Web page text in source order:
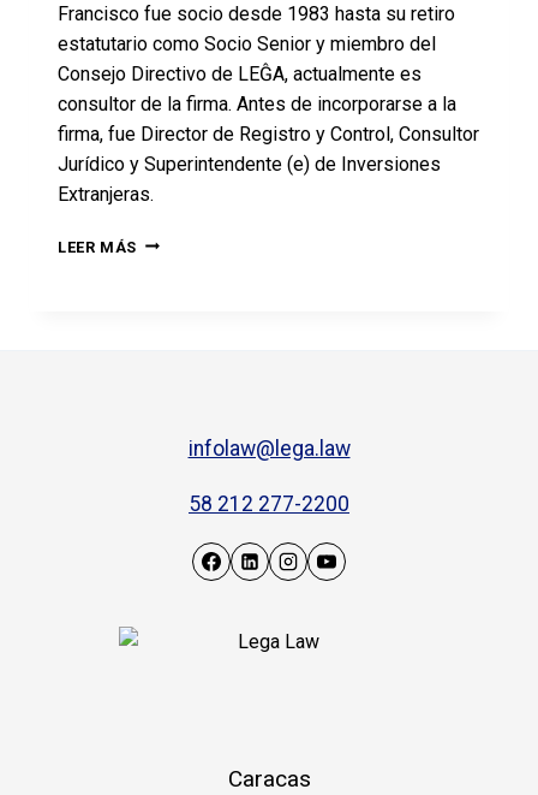
Francisco fue socio desde 1983 hasta su retiro
estatutario como Socio Senior y miembro del
Consejo Directivo de LEĜA, actualmente es
consultor de la firma. Antes de incorporarse a la
firma, fue Director de Registro y Control, Consultor
Jurídico y Superintendente (e) de Inversiones
Extranjeras.
LEER MÁS
infolaw@lega.law
58 212 277-2200
Caracas